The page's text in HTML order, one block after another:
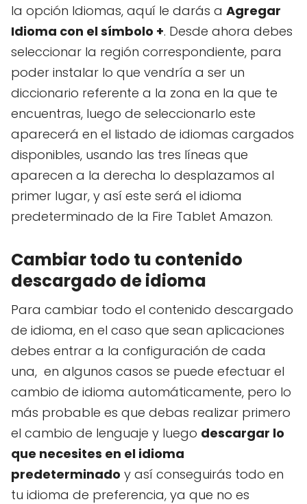
la opción Idiomas, aquí le darás a Agregar
Idioma con el símbolo +. Desde ahora debes
seleccionar la región correspondiente, para
poder instalar lo que vendría a ser un
diccionario referente a la zona en la que te
encuentras, luego de seleccionarlo este
aparecerá en el listado de idiomas cargados
disponibles, usando las tres líneas que
aparecen a la derecha lo desplazamos al
primer lugar, y así este será el idioma
predeterminado de la Fire Tablet Amazon.
Cambiar todo tu contenido
descargado de idioma
Para cambiar todo el contenido descargado
de idioma, en el caso que sean aplicaciones
debes entrar a la configuración de cada
una, en algunos casos se puede efectuar el
cambio de idioma automáticamente, pero lo
más probable es que debas realizar primero
el cambio de lenguaje y luego descargar lo
que necesites en el idioma
predeterminado y así conseguirás todo en
tu idioma de preferencia, ya que no es